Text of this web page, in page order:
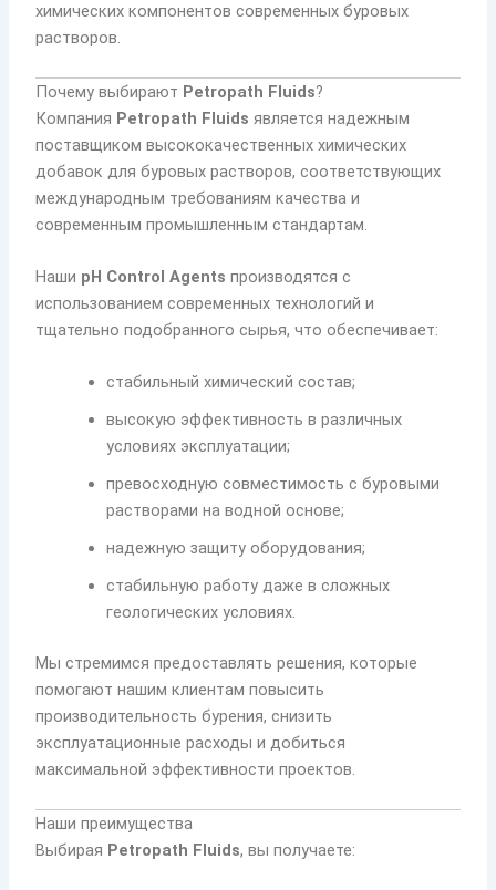
химических компонентов современных буровых
растворов.
Почему выбирают Petropath Fluids?
Компания Petropath Fluids является надежным
поставщиком высококачественных химических
добавок для буровых растворов, соответствующих
международным требованиям качества и
современным промышленным стандартам.
Наши pH Control Agents производятся с
использованием современных технологий и
тщательно подобранного сырья, что обеспечивает:
стабильный химический состав;
высокую эффективность в различных
условиях эксплуатации;
превосходную совместимость с буровыми
растворами на водной основе;
надежную защиту оборудования;
стабильную работу даже в сложных
геологических условиях.
Мы стремимся предоставлять решения, которые
помогают нашим клиентам повысить
производительность бурения, снизить
эксплуатационные расходы и добиться
максимальной эффективности проектов.
Наши преимущества
Выбирая Petropath Fluids, вы получаете: